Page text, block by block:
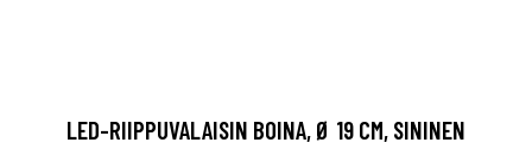
LED-RIIPPUVALAISIN BOINA, Ø 19 CM, SININEN